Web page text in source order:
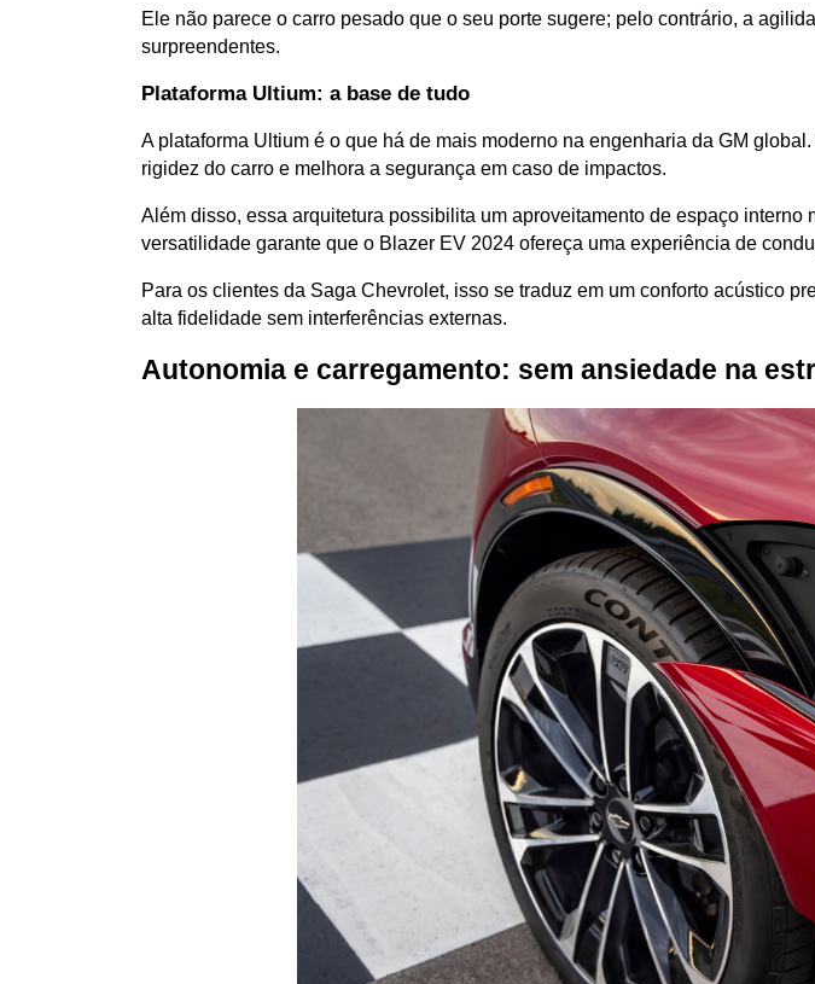
Ele não parece o carro pesado que o seu porte sugere; pelo contrário, a
surpreendentes.
Plataforma Ultium: a base de tudo
A plataforma Ultium é o que há de mais moderno na engenharia da GM
rigidez do carro e melhora a segurança em caso de impactos.
Além disso, essa arquitetura possibilita um aproveitamento de espaço
versatilidade garante que o Blazer EV 2024 ofereça uma experiência de
Para os clientes da Saga Chevrolet, isso se traduz em um conforto acústico
alta fidelidade sem interferências externas.
Autonomia e carregamento: sem ansiedade na